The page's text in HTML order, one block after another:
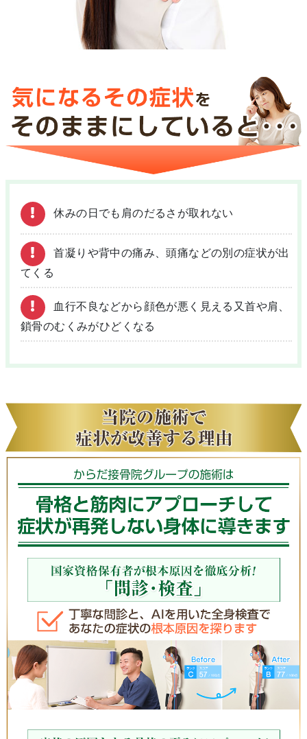
休みの日でも肩のだるさが取れない
首凝りや背中の痛み、頭痛などの別の症状が出
てくる
血行不良などから顔色が悪く見える又首や肩、
鎖骨のむくみがひどくなる